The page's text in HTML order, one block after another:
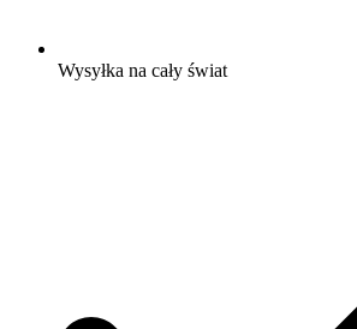
Wysyłka na cały świat